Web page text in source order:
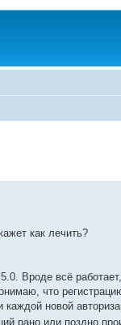
как лечить?
Вроде всё
что
новой
рано или поздно